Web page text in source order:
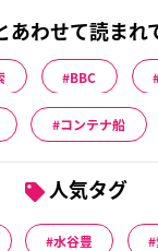
わせて読まれ
BBC
コンテナ船
人気タグ
水谷豊